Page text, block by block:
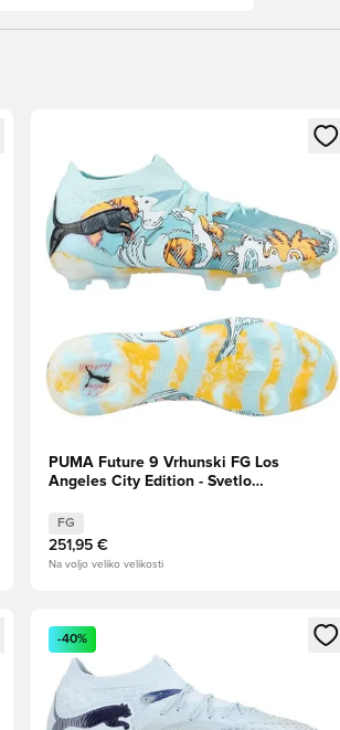
Odpre Modal za prijavo ali vpis kot član
PUMA Future 9 Vrhunski FG Los
Angeles City Edition - Svetlo
FG
251,95 €
Na voljo veliko velikosti
Odpre Modal za prijavo ali vpis kot član
-40%